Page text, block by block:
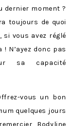
dernier moment ?
toujours de quoi
vous avez réglé
N’ayez donc pas
sa capacité
vous un bon
quelques jours